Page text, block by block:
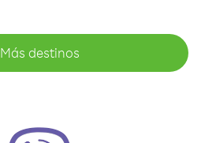
Más destinos